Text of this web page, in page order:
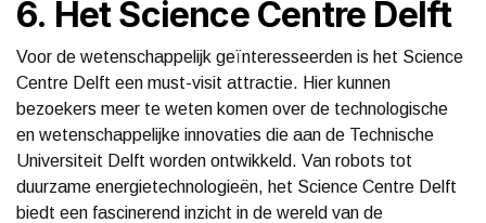
6. Het Science Centre Delft
Voor de wetenschappelijk geïnteresseerden is het Science
Centre Delft een must-visit attractie. Hier kunnen
bezoekers meer te weten komen over de technologische
en wetenschappelijke innovaties die aan de Technische
Universiteit Delft worden ontwikkeld. Van robots tot
duurzame energietechnologieën, het Science Centre Delft
biedt een fascinerend inzicht in de wereld van de